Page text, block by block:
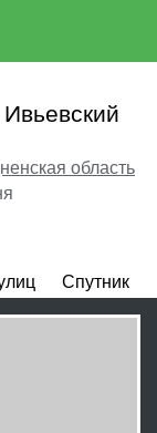
область
Спутник